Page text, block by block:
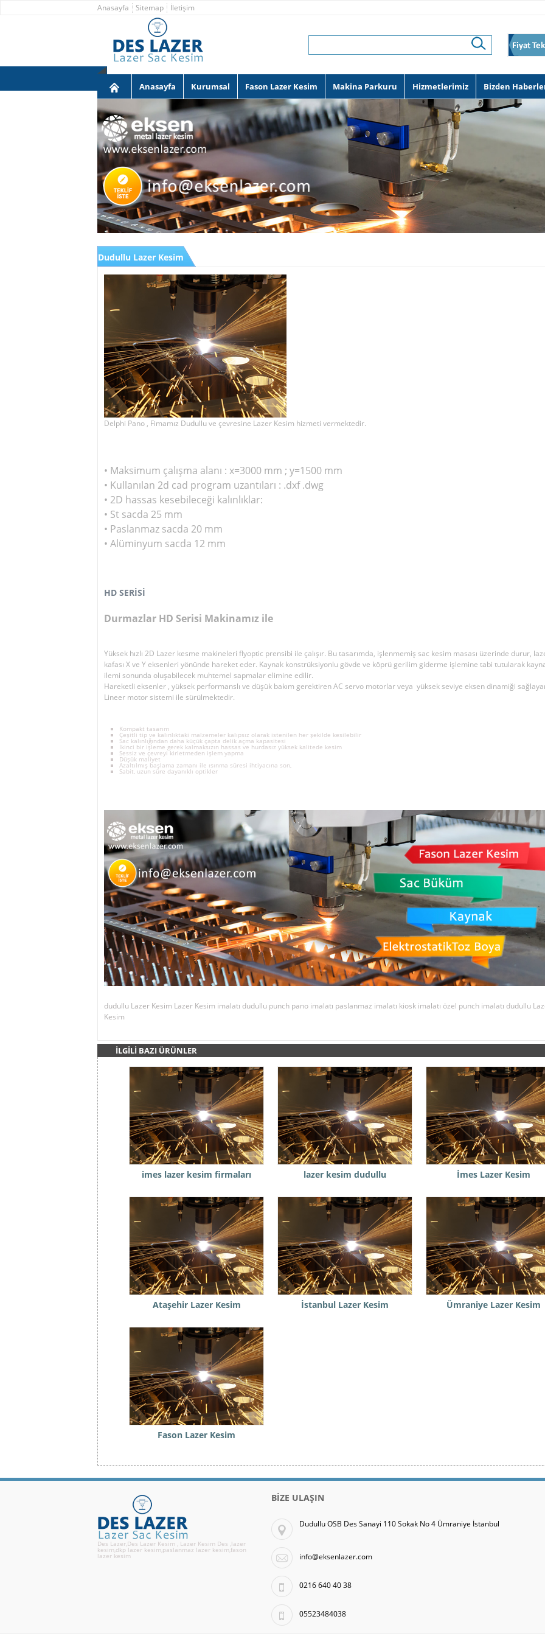
Anasayfa Sitemap İletişim
Anasayfa Kurumsal Fason Lazer Kesim Makina Parkuru Hizmetlerimiz Bizden
Dudullu Lazer Kesim
Delphi Pano , Fimamız Dudullu ve çevresine Lazer Kesim hizmeti vermektedir.
• Maksimum çalışma alanı : x=3000 mm ; y=1500 mm
• Kullanılan 2d cad program uzantıları : .dxf .dwg
• 2D hassas kesebileceği kalınlıklar:
• St sacda 25 mm
• Paslanmaz sacda 20 mm
• Alüminyum sacda 12 mm
HD SERİSİ
Durmazlar HD Serisi Makinamız ile
Yüksek hızlı 2D Lazer kesme makineleri flyoptic prensibi ile çalışır. Bu tasarımda, işlenmemiş sac kesim masası üzerinde durur,
kafası X ve Y eksenleri yönünde hareket eder. Kaynak konstrüksiyonlu gövde ve köprü gerilim giderme işlemine tabi tutularak
ilemi sonunda oluşabilecek muhtemel sapmalar elimine edilir.
Hareketli eksenler , yüksek performanslı ve düşük bakım gerektiren AC servo motorlar veya yüksek seviye eksen dinamiği
Lineer motor sistemi ile sürülmektedir.
Kompakt tasarım
Çeşitli tip ve kalınlıktaki malzemeler kalıpsız olarak istenilen her şekilde kesilebilir
Sac kalınlığından daha küçük çapta delik açma kapasitesi
İkinci bir işleme gerek kalmaksızın hassas ve hurdasız yüksek kalitede kesim
Sessiz ve çevreyi kirletmeden işlem yapma
Düşük maliyet
Azaltılmış başlama zamanı ile ısınma süresi ihtiyacına son,
Sabit, uzun süre dayanıklı optikler
dudullu Lazer Kesim Lazer Kesim imalatı dudullu punch pano imalatı paslanmaz imalatı kiosk imalatı özel punch imalatı dudullu
Kesim
İLGİLİ BAZI ÜRÜNLER
imes lazer kesim firmaları lazer kesim dudullu İmes Lazer Kesim
Ataşehir Lazer Kesim İstanbul Lazer Kesim Ümraniye Lazer Kesim
Fason Lazer Kesim
Des Lazer,Des Lazer Kesim , Lazer Kesim Des ,lazer
kesim,dkp lazer kesim,paslanmaz lazer kesim,fason
lazer kesim
BİZE ULAŞIN
Dudullu OSB Des Sanayi 110 Sokak No 4 Ümraniye İstanbul
info@eksenlazer.com
0216 640 40 38
05523484038